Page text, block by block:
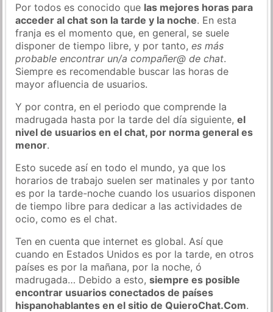
Por todos es conocido que las mejores horas para
acceder al chat son la tarde y la noche. En esta
franja es el momento que, en general, se suele
disponer de tiempo libre, y por tanto,es más
probable encontrar un/a compañer@ de chat.
Siempre es recomendable buscar las horas de
mayor afluencia de usuarios.
Y por contra, en el periodo que comprende la
madrugada hasta por la tarde del día siguiente,el
nivel de usuarios en el chat, por norma general es
menor.
Esto sucede así en todo el mundo, ya que los
horarios de trabajo suelen ser matinales y por tanto
es por la tarde-noche cuando los usuarios disponen
de tiempo libre para dedicar a las actividades de
ocio, como es el chat.
Ten en cuenta que internet es global. Así que
cuando en Estados Unidos es por la tarde, en otros
países es por la mañana, por la noche, ó
madrugada… Debido a esto,siempre es posible
encontrar usuarios conectados de países
hispanohablantes en el sitio de QuieroChat.Com.